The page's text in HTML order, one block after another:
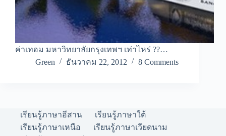
ค่าเทอม มหาวิทยาลัยกรุงเทพฯ เท่าไหร่ ??…
Green
ธันวาคม 22, 2012 8 Comments
เรียนรู้ภาษาอีสาน
เรียนรู้ภาษาใต้
เรียนรู้ภาษาเหนือ
เรียนรู้ภาษาเวียดนาม